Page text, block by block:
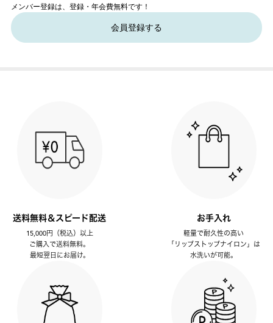
メンバー登録は、登録・年会費無料です！
会員登録する
送料無料＆スピード配送
15,000円（税込）以上
ご購入で送料無料。
最短翌日にお届け。
お手入れ
軽量で耐久性の高い
「リップストップナイロン」は
水洗いが可能。